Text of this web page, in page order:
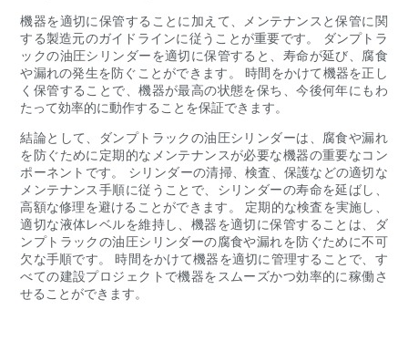
機器を適切に保管することに加えて、メンテナンスと保管に関
する製造元のガイドラインに従うことが重要です。 ダンプトラ
ックの油圧シリンダーを適切に保管すると、寿命が延び、腐食
や漏れの発生を防ぐことができます。 時間をかけて機器を正し
く保管することで、機器が最高の状態を保ち、今後何年にもわ
たって効率的に動作することを保証できます。
結論として、ダンプトラックの油圧シリンダーは、腐食や漏れ
を防ぐために定期的なメンテナンスが必要な機器の重要なコン
ポーネントです。 シリンダーの清掃、検査、保護などの適切な
メンテナンス手順に従うことで、シリンダーの寿命を延ばし、
高額な修理を避けることができます。 定期的な検査を実施し、
適切な液体レベルを維持し、機器を適切に保管することは、ダ
ンプトラックの油圧シリンダーの腐食や漏れを防ぐために不可
欠な手順です。 時間をかけて機器を適切に管理することで、す
べての建設プロジェクトで機器をスムーズかつ効率的に稼働さ
せることができます。